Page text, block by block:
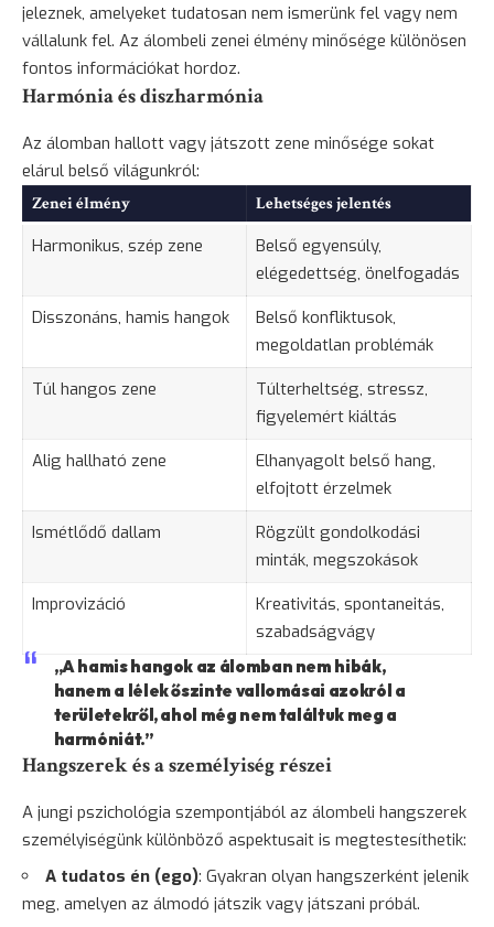
jeleznek, amelyeket tudatosan nem ismerünk fel vagy nem
vállalunk fel. Az álombeli zenei élmény minősége különösen
fontos információkat hordoz.
Harmónia és diszharmónia
Az álomban hallott vagy játszott zene minősége sokat
elárul belső világunkról:
Zenei élmény Lehetséges jelentés
Harmonikus, szép zene
Belső egyensúly,
elégedettség, önelfogadás
Disszonáns, hamis hangok
Belső konfliktusok,
megoldatlan problémák
Túl hangos zene
Túlterheltség, stressz,
figyelemért kiáltás
Alig hallható zene
Elhanyagolt belső hang,
elfojtott érzelmek
Ismétlődő dallam
Rögzült gondolkodási
minták, megszokások
Improvizáció
Kreativitás, spontaneitás,
szabadságvágy
„A hamis hangok az álomban nem hibák,
hanem a lélek őszinte vallomásai azokról a
területekről, ahol még nem találtuk meg a
harmóniát.”
Hangszerek és a személyiség részei
A jungi pszichológia szempontjából az álombeli hangszerek
személyiségünk különböző aspektusait is megtestesíthetik:
A tudatos én (ego): Gyakran olyan hangszerként jelenik
meg, amelyen az álmodó játszik vagy játszani próbál.